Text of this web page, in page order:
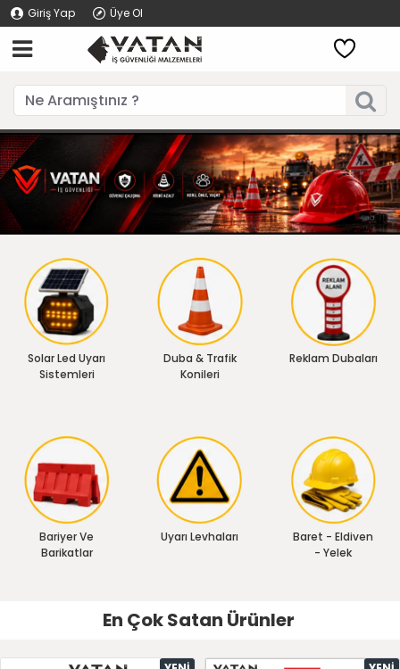
Giriş Yap Üye Ol
Solar Led Uyarı
Sistemleri
Duba & Trafik
Konileri
Reklam Dubaları
Bariyer Ve
Barikatlar
Uyarı Levhaları
Baret - Eldiven
- Yelek
En Çok Satan Ürünler